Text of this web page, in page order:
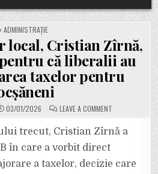
POSTED
IN
ADMINISTRAȚIE
local, Cristian Zîrnă,
că liberalii au
taxelor pentru
03/01/2026 LEAVE A COMMENT
FOSTUL
LOCAL,
CRISTIAN
UL
trecut, Cristian Zîrnă a
în care a vorbit direct
a taxelor, decizie care